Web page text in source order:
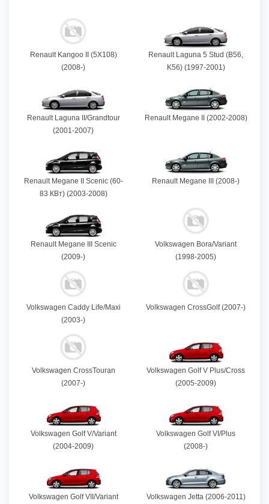
Renault Kangoo II (5X108)
(2008-)
Renault Laguna 5 Stud (B56,
K56) (1997-2001)
Renault Laguna II/Grandtour
(2001-2007)
Renault Megane II (2002-2008)
Renault Megane II Scenic (60-
83 КВт) (2003-2008)
Renault Megane III (2008-)
Renault Megane III Scenic
(2009-)
Volkswagen Bora/Variant
(1998-2005)
Volkswagen Caddy Life/Maxi
(2003-)
Volkswagen CrossGolf (2007-)
Volkswagen CrossTouran
(2007-)
Volkswagen Golf V Plus/Cross
(2005-2009)
Volkswagen Golf V/Variant
(2004-2009)
Volkswagen Golf VI/Plus
(2008-)
Volkswagen Golf VII/Variant
Volkswagen Jetta (2006-2011)